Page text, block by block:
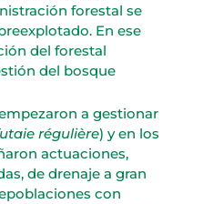
forestal se
En ese
del forestal
del bosque
a gestionar
régulière) y en los
actuaciones,
de drenaje a gran
con